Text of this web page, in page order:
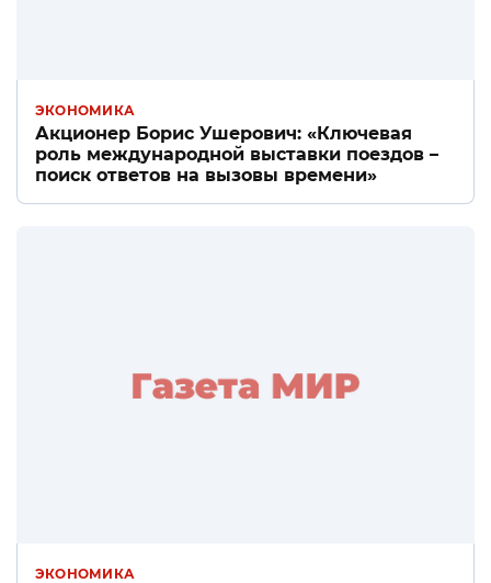
ЭКОНОМИКА
Акционер Борис Ушерович: «Ключевая
роль международной выставки поездов –
поиск ответов на вызовы времени»
ЭКОНОМИКА